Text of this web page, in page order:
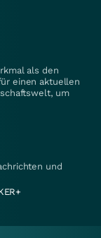
als den
einen aktuellen
um
und